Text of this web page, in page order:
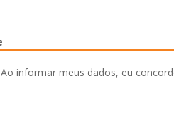
Ao informar meus dados, eu